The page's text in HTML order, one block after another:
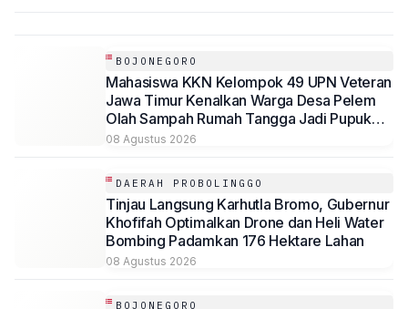
BOJONEGORO
Mahasiswa KKN Kelompok 49 UPN Veteran
Jawa Timur Kenalkan Warga Desa Pelem
Olah Sampah Rumah Tangga Jadi Pupuk
Organik Cair (POC)
08 Agustus 2026
DAERAH PROBOLINGGO
Tinjau Langsung Karhutla Bromo, Gubernur
Khofifah Optimalkan Drone dan Heli Water
Bombing Padamkan 176 Hektare Lahan
08 Agustus 2026
BOJONEGORO